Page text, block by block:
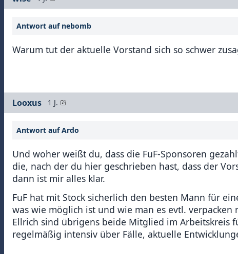
Antwort auf nebomb
Warum tut der aktuelle Vorstand sich so schwer
Looxus 1 J.
Antwort auf Ardo
Und woher weißt du, dass die FuF-Sponsoren
die, nach der du hier geschrieben hast, dass der
dann ist mir alles klar.
FuF hat mit Stock sicherlich den besten Mann für
was wie möglich ist und wie man es evtl.
Ellrich sind übrigens beide Mitglied im Arbeitskreis
regelmäßig intensiv über Fälle, aktuelle